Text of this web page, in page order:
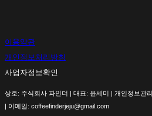
이용약관
개인정보처리방침
사업자정보확인
상호: 주식회사 파인더 | 대표: 윤세미 | 개인정보관
| 이메일: coffeefinderjeju@gmail.com